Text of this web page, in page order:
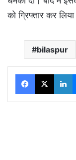
को ग्रिफ्तार कर
bilaspur
Facebook
X